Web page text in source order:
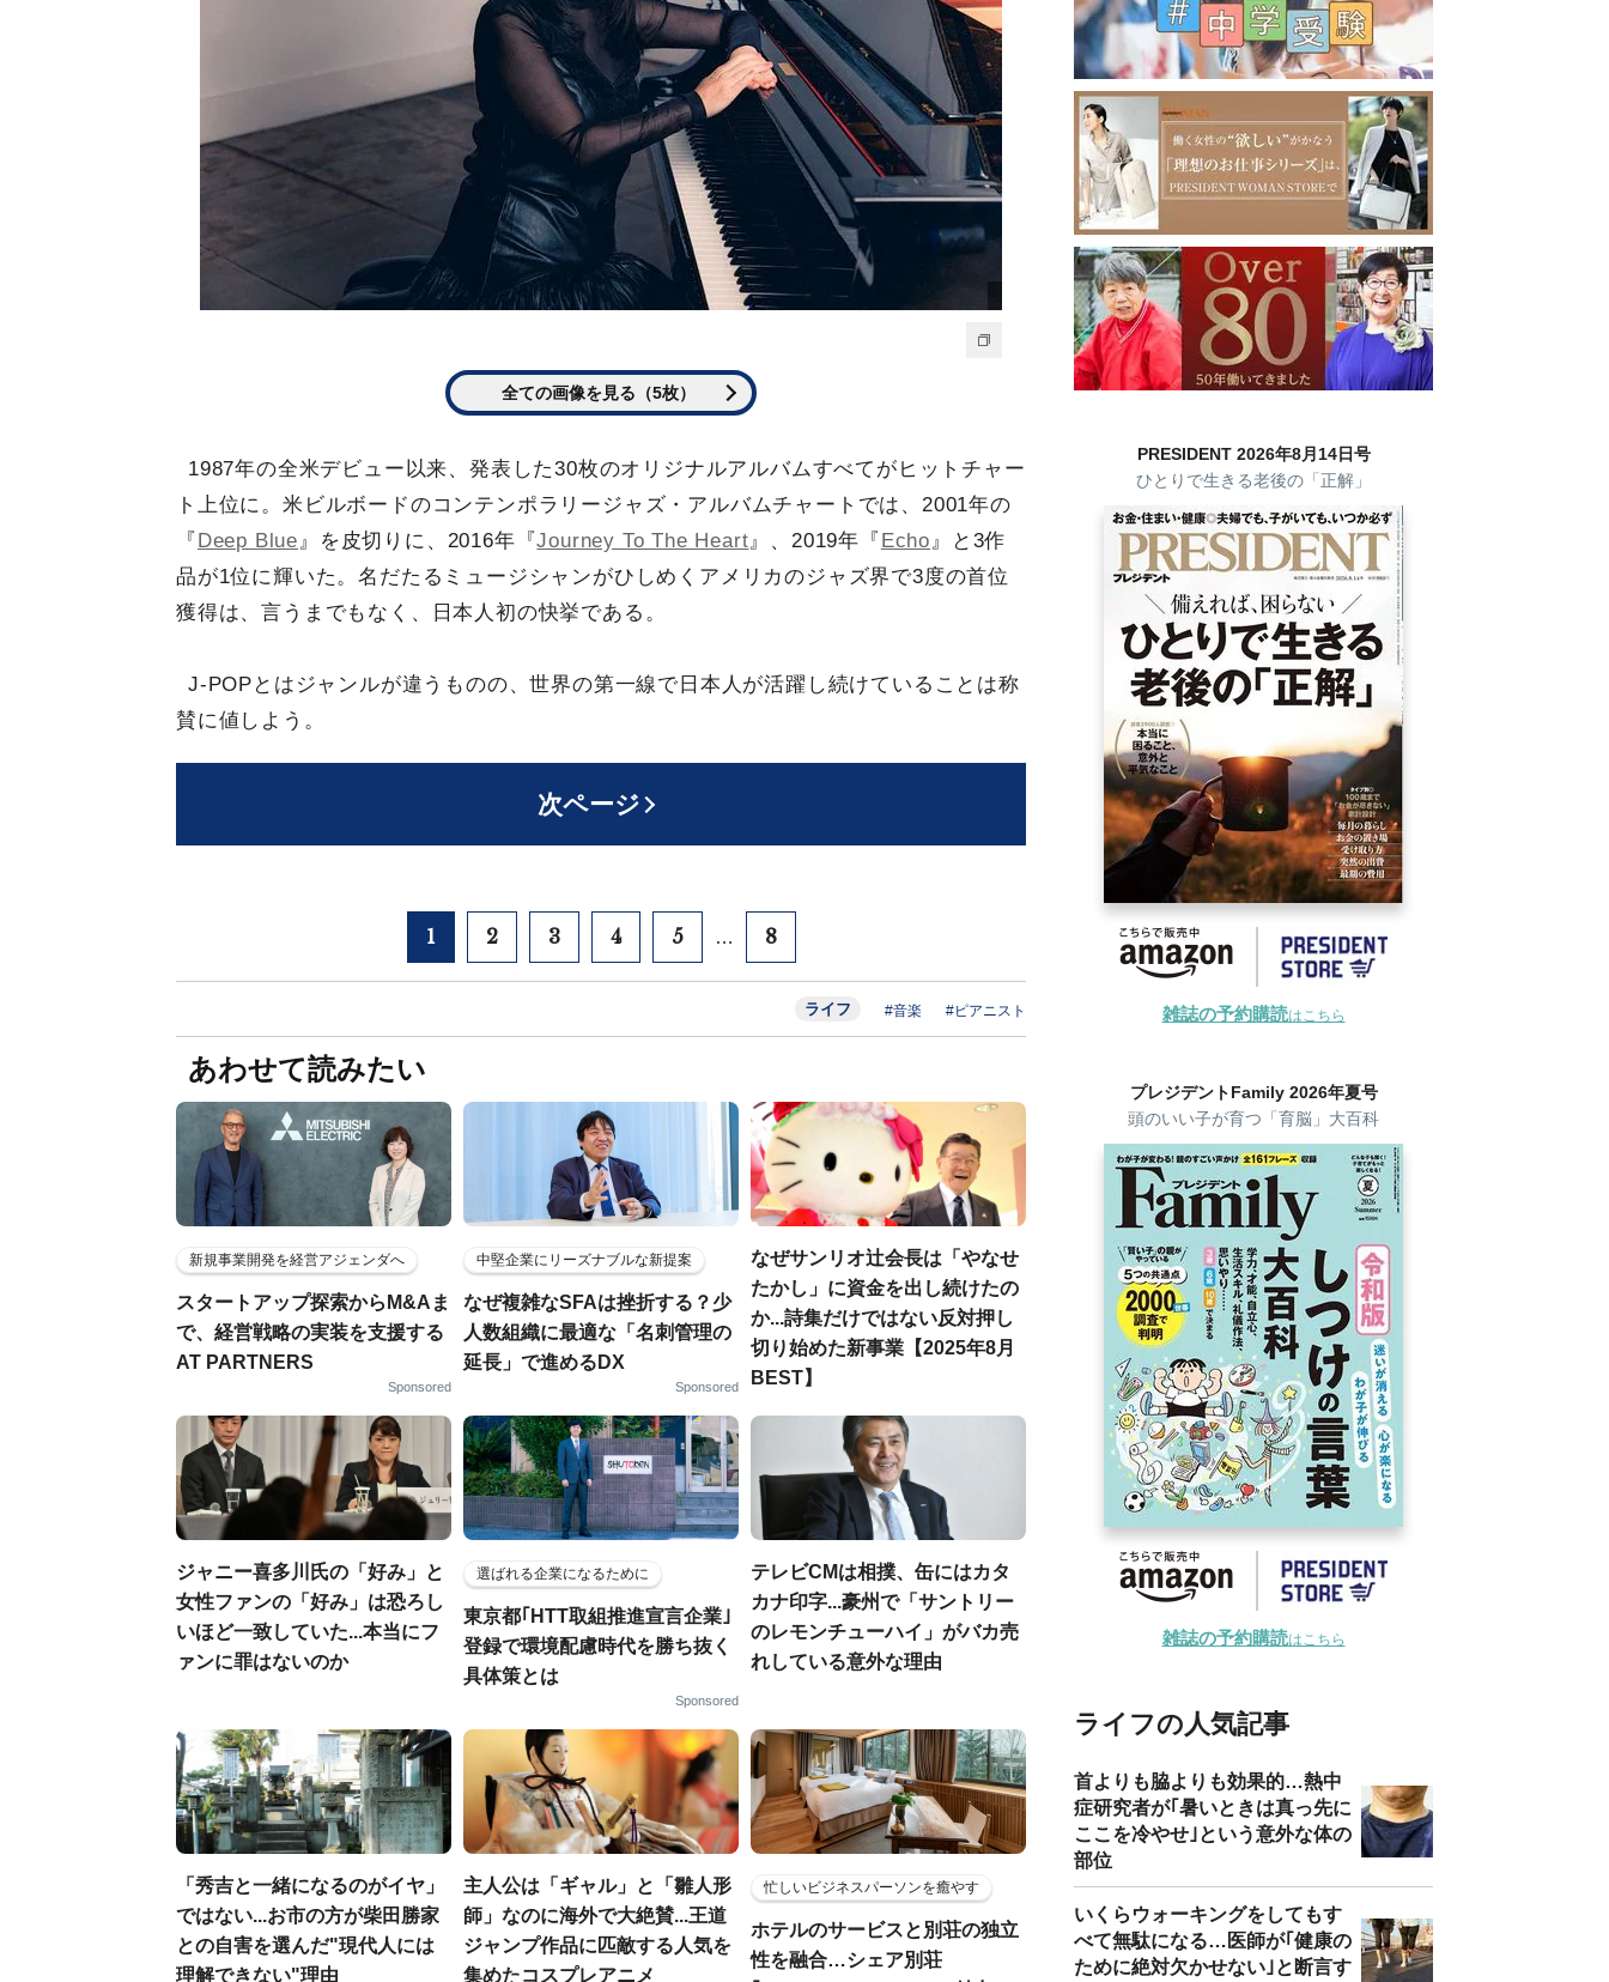
全ての画像を見る（5枚）
1987年の全米デビュー以来、発表した30枚のオリジナルアルバムすべてがヒットチャー
ト上位に。米ビルボードのコンテンポラリージャズ・アルバムチャートでは、2001年の
『 Deep Blue』を皮切りに、2016年『Journey To The Heart』、2019年『 Echo』と3作
品が1位に輝いた。名だたるミュージシャンがひしめくアメリカのジャズ界で3度の首位
獲得は、言うまでもなく、日本人初の快挙である。
J-POPとはジャンルが違うものの、世界の第一線で日本人が活躍し続けていることは称
賛に値しよう。
次ページ
1 2 3 4 5 … 8
ライフ #音楽 #ピアニスト
あわせて読みたい
新規事業開発を経営アジェンダへ
スタートアップ探索からM&Aま
で、経営戦略の実装を支援する
AT PARTNERS
Sponsored
中堅企業にリーズナブルな新提案
なぜ複雑なSFAは挫折する？少
人数組織に最適な「名刺管理の
延長」で進めるDX
Sponsored
なぜサンリオ辻会長は「やなせ
たかし」に資金を出し続けたの
か...詩集だけではない反対押し
切り始めた新事業【2025年8月
BEST】
ジャニー喜多川氏の「好み」と
女性ファンの「好み」は恐ろし
いほど一致していた...本当にフ
ァンに罪はないのか
選ばれる企業になるために
東京都｢HTT取組推進宣言企業｣
登録で環境配慮時代を勝ち抜く
具体策とは
Sponsored
テレビCMは相撲、缶にはカタ
カナ印字...豪州で「サントリー
のレモンチューハイ」がバカ売
れしている意外な理由
「秀吉と一緒になるのがイヤ」
ではない...お市の方が柴田勝家
との自害を選んだ"現代人には
理解できない"理由
主人公は「ギャル」と「雛人形
師」なのに海外で大絶賛...王道
ジャンプ作品に匹敵する人気を
集めたコスプレアニメ
忙しいビジネスパーソンを癒やす
ホテルのサービスと別荘の独立
性を融合…シェア別荘
PRESIDENT 2026年8月14日号
ひとりで生きる老後の「正解」
雑誌の予約購読はこちら
プレジデントFamily 2026年夏号
頭のいい子が育つ「育脳」大百科
雑誌の予約購読はこちら
ライフの人気記事
首よりも脇よりも効果的…熱中
症研究者が｢暑いときは真っ先に
ここを冷やせ｣という意外な体の
部位
いくらウォーキングをしてもす
べて無駄になる…医師が｢健康の
ために絶対欠かせない｣と断言す